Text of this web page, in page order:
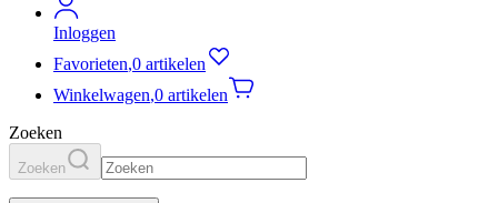
Inloggen
Favorieten,0 artikelen
Winkelwagen,0 artikelen
Zoeken
Zoeken